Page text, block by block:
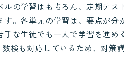
の学習はもちろん、定期テス
。各単元の学習は、要点が分
な生徒でも一人で学習を進め
検も対応しているため、対策